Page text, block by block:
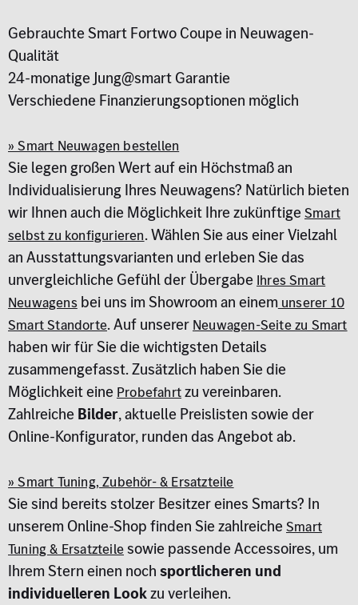
Gebrauchte Smart Fortwo Coupe in Neuwagen-
Qualität
24-monatige Jung@smart Garantie
Verschiedene Finanzierungsoptionen möglich
» Smart Neuwagen bestellen
Sie legen großen Wert auf ein Höchstmaß an
Individualisierung Ihres Neuwagens? Natürlich bieten
wir Ihnen auch die Möglichkeit Ihre zukünftige Smart
selbst zu konfigurieren. Wählen Sie aus einer Vielzahl
an Ausstattungsvarianten und erleben Sie das
unvergleichliche Gefühl der Übergabe Ihres Smart
Neuwagensbei uns im Showroom an einem unserer 10
Smart Standorte. Auf unserer Neuwagen-Seite zu Smart
haben wir für Sie die wichtigsten Details
zusammengefasst. Zusätzlich haben Sie die
Möglichkeit eine Probefahrtzu vereinbaren.
Zahlreiche Bilder, aktuelle Preislisten sowie der
Online-Konfigurator, runden das Angebot ab.
» Smart Tuning, Zubehör- & Ersatzteile
Sie sind bereits stolzer Besitzer eines Smarts? In
unserem Online-Shop finden Sie zahlreiche Smart
Tuning & Ersatzteilesowie passende Accessoires, um
Ihrem Stern einen nochsportlicheren und
individuelleren Lookzu verleihen.